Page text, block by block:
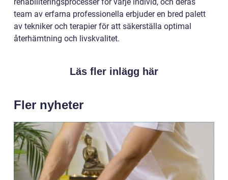
team av erfarna professionella erbjuder en bred palett
av tekniker och terapier för att säkerställa optimal
återhämtning och livskvalitet.
Läs fler inlägg här
Fler nyheter